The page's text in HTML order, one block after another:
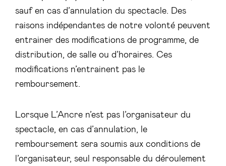
sauf en cas d’annulation du spectacle. Des
raisons indépendantes de notre volonté peuvent
entrainer des modifications de programme, de
distribution, de salle ou d’horaires. Ces
modifications n’entrainent pas le
remboursement.
Lorsque L’Ancre n’est pas l’organisateur du
spectacle, en cas d’annulation, le
remboursement sera soumis aux conditions de
l’organisateur, seul responsable du déroulement